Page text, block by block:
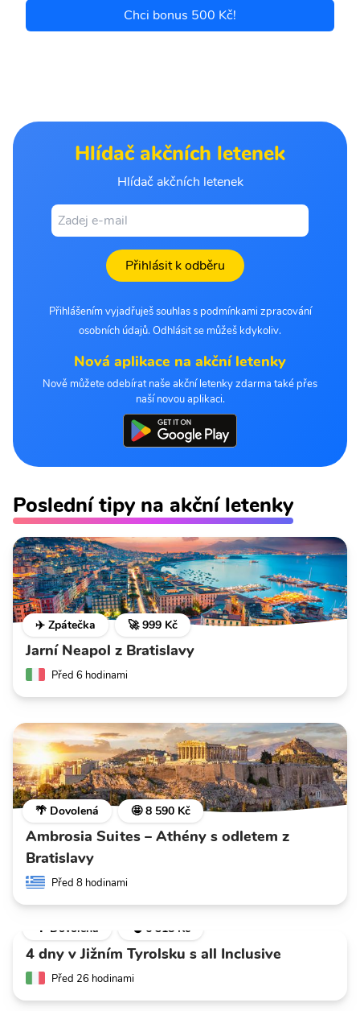
Chci bonus 500 Kč!
Hlídač akčních letenek
Hlídač akčních letenek
Přihlásit k odběru
Přihlášením vyjadřuješ souhlas s podmínkami zpracování
osobních údajů. Odhlásit se můžeš kdykoliv.
Nová aplikace na akční letenky
Nově můžete odebírat naše akční letenky zdarma také přes
naší novou aplikaci.
Poslední tipy na akční letenky
✈️ Zpátečka 🚀 999 Kč
Jarní Neapol z Bratislavy
Před 6 hodinami
🌴 Dovolená 🤩 8 590 Kč
Ambrosia Suites – Athény s odletem z
Bratislavy
Před 8 hodinami
🌴 Dovolená 💣 6 318 Kč
4 dny v Jižním Tyrolsku s all Inclusive
Před 26 hodinami